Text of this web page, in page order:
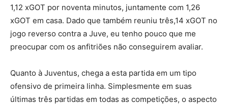
1,12 xGOT por noventa minutos, juntamente com 1,26
xGOT em casa. Dado que também reuniu três,14 xGOT no
jogo reverso contra a Juve, eu tenho pouco que me
preocupar com os anfitriões não conseguirem avaliar.
Quanto à Juventus, chega a esta partida em um tipo
ofensivo de primeira linha. Simplesmente em suas
últimas três partidas em todas as competições, o aspecto